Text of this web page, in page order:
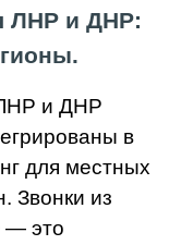
ЛНР и ДНР:
ЛНР и ДНР
в
для местных
Звонки из
— это